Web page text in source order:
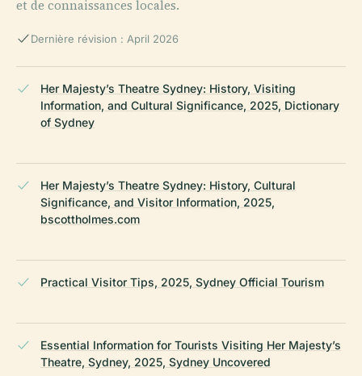
et de connaissances locales.
Dernière révision : April 2026
Her Majesty’s Theatre Sydney: History, Visiting
Information, and Cultural Significance, 2025, Dictionary
of Sydney
Her Majesty’s Theatre Sydney: History, Cultural
Significance, and Visitor Information, 2025,
bscottholmes.com
Practical Visitor Tips, 2025, Sydney Official Tourism
Essential Information for Tourists Visiting Her Majesty’s
Theatre, Sydney, 2025, Sydney Uncovered